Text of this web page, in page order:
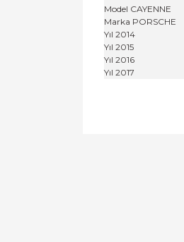
Model CAYENNE
Marka PORSCHE
Yıl 2014
Yıl 2015
Yıl 2016
Yıl 2017